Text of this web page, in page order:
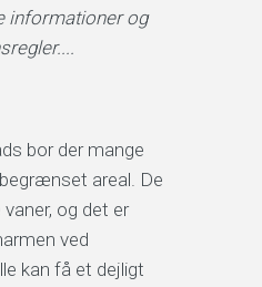
informationer og
bor der mange
areal. De
og det er
ved
kan få et dejligt